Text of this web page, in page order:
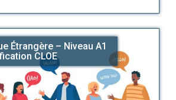
Étrangère – Niveau A1
CLOE